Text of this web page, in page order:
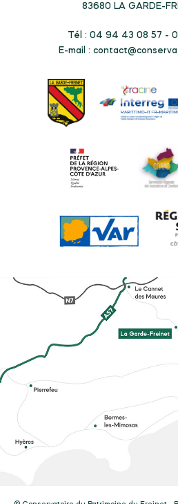
83680 LA GARDE-
Tél : 04 94 43 08 57 -
E-mail :